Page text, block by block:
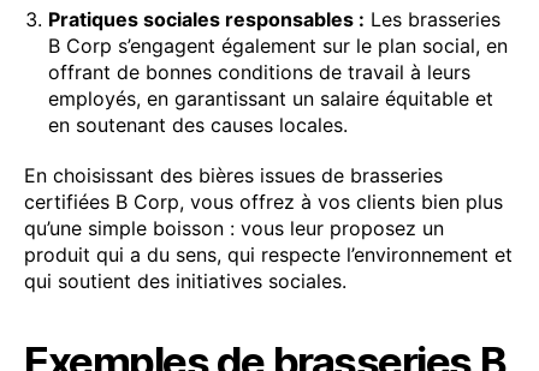
Pratiques sociales responsables : Les brasseries
B Corp s’engagent également sur le plan social, en
offrant de bonnes conditions de travail à leurs
employés, en garantissant un salaire équitable et
en soutenant des causes locales.
En choisissant des bières issues de brasseries
certifiées B Corp, vous offrez à vos clients bien plus
qu’une simple boisson : vous leur proposez un
produit qui a du sens, qui respecte l’environnement et
qui soutient des initiatives sociales.